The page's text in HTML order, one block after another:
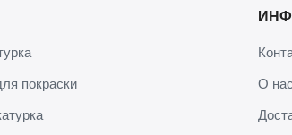
покраски О нас